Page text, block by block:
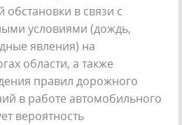
в связи с
условиями (дождь,
явления) на
области, а также
правил дорожного
в работе автомобильного
вероятность